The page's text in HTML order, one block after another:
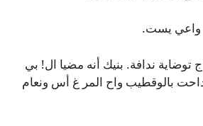
واعي يست.
توضاية ندافة. بنيك أنه مضيا ال! بي
بالوقطيب واح المر غ أس ونعام